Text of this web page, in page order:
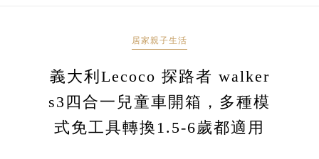
居家親子生活
義大利Lecoco 探路者 walker
s3四合一兒童車開箱，多種模
式免工具轉換1.5-6歲都適用